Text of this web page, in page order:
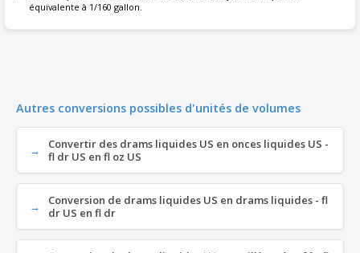
équivalente à 1/160 gallon.
Autres conversions possibles d'unités de volumes
Convertir des drams liquides US en onces liquides US -
fl dr US en fl oz US
Conversion de drams liquides US en drams liquides - fl
dr US en fl dr